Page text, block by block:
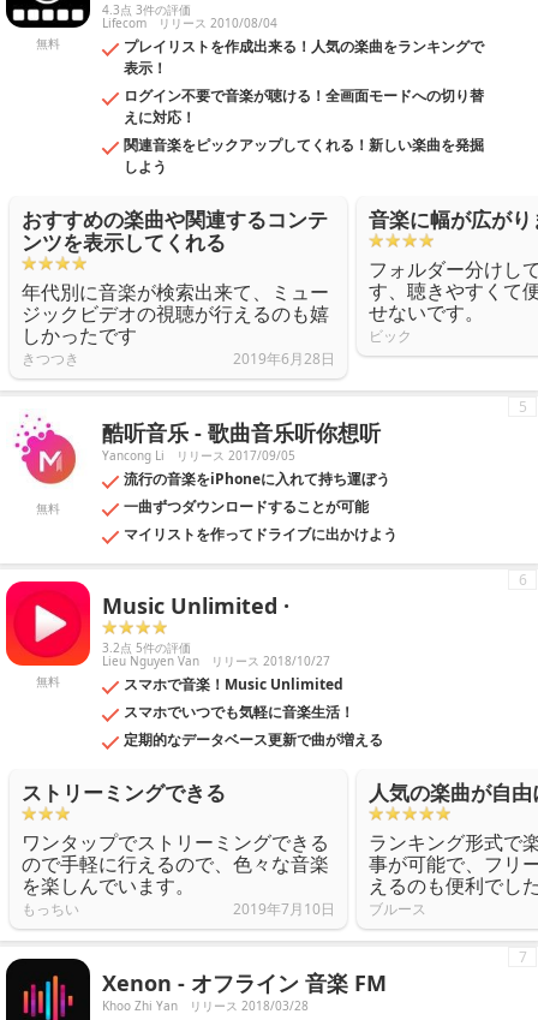
無料
4.3点 3件の評価
Lifecom リリース 2010/08/04
プレイリストを作成出来る！人気の楽曲をランキングで
表示！
ログイン不要で音楽が聴ける！全画面モードへの切り替
えに対応！
関連音楽をピックアップしてくれる！新しい楽曲を発掘
しよう
おすすめの楽曲や関連するコンテ
ンツを表示してくれる
年代別に音楽が検索出来て、ミュー
ジックビデオの視聴が行えるのも嬉
しかったです
きつつき 2019年6月28日
音楽に幅が広がり
フォルダー分けし
す、聴きやすくて
せないです。
ビック
無料
酷听音乐 - 歌曲音乐听你想听
Yancong Li リリース 2017/09/05
流行の音楽をiPhoneに入れて持ち運ぼう
一曲ずつダウンロードすることが可能
マイリストを作ってドライブに出かけよう
5
無料
Music Unlimited ·
3.2点 5件の評価
Lieu Nguyen Van リリース 2018/10/27
スマホで音楽！Music Unlimited
スマホでいつでも気軽に音楽生活！
定期的なデータベース更新で曲が増える
6
ストリーミングできる
ワンタップでストリーミングできる
ので手軽に行えるので、色々な音楽
を楽しんでいます。
もっちい 2019年7月10日
人気の楽曲が自
ランキング形式で
事が可能で、フリ
えるのも便利でし
ブルース
Xenon - オフライン 音楽 FM
Khoo Zhi Yan リリース 2018/03/28
7